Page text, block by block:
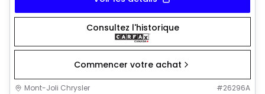
Consultez l'historique
Commencer votre achat
Mont-Joli Chrysler #26296A